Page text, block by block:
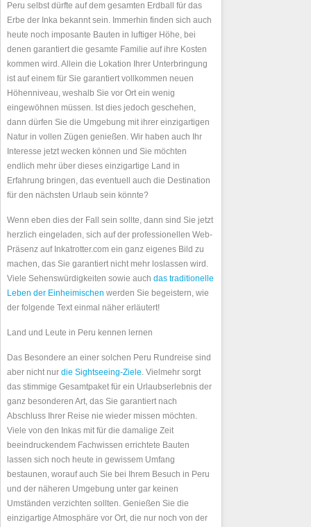
Peru selbst dürfte auf dem gesamten Erdball für das
Erbe der Inka bekannt sein. Immerhin finden sich auch
heute noch imposante Bauten in luftiger Höhe, bei
denen garantiert die gesamte Familie auf ihre Kosten
kommen wird. Allein die Lokation Ihrer Unterbringung
ist auf einem für Sie garantiert vollkommen neuen
Höhenniveau, weshalb Sie vor Ort ein wenig
eingewöhnen müssen. Ist dies jedoch geschehen,
dann dürfen Sie die Umgebung mit ihrer einzigartigen
Natur in vollen Zügen genießen. Wir haben auch Ihr
Interesse jetzt wecken können und Sie möchten
endlich mehr über dieses einzigartige Land in
Erfahrung bringen, das eventuell auch die Destination
für den nächsten Urlaub sein könnte?
Wenn eben dies der Fall sein sollte, dann sind Sie jetzt
herzlich eingeladen, sich auf der professionellen Web-
Präsenz auf Inkatrotter.com ein ganz eigenes Bild zu
machen, das Sie garantiert nicht mehr loslassen wird.
Viele Sehenswürdigkeiten sowie auch das traditionelle
Leben der Einheimischen werden Sie begeistern, wie
der folgende Text einmal näher erläutert!
Land und Leute in Peru kennen lernen
Das Besondere an einer solchen Peru Rundreise sind
aber nicht nur die Sightseeing-Ziele. Vielmehr sorgt
das stimmige Gesamtpaket für ein Urlaubserlebnis der
ganz besonderen Art, das Sie garantiert nach
Abschluss Ihrer Reise nie wieder missen möchten.
Viele von den Inkas mit für die damalige Zeit
beeindruckendem Fachwissen errichtete Bauten
lassen sich noch heute in gewissem Umfang
bestaunen, worauf auch Sie bei Ihrem Besuch in Peru
und der näheren Umgebung unter gar keinen
Umständen verzichten sollten. Genießen Sie die
einzigartige Atmosphäre vor Ort, die nur noch von der